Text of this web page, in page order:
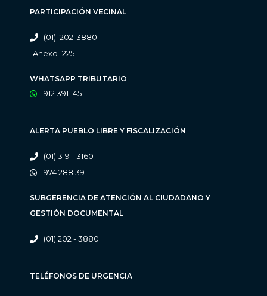
PARTICIPACIÓN VECINAL
(01) 202-3880
Anexo 1225
WHATSAPP TRIBUTARIO
912 391 145
ALERTA PUEBLO LIBRE Y FISCALIZACIÓN
(01) 319 - 3160
974 288 391
SUBGERENCIA DE ATENCIÓN AL CIUDADANO Y
GESTIÓN DOCUMENTAL
(01) 202 - 3880
TELÉFONOS DE URGENCIA